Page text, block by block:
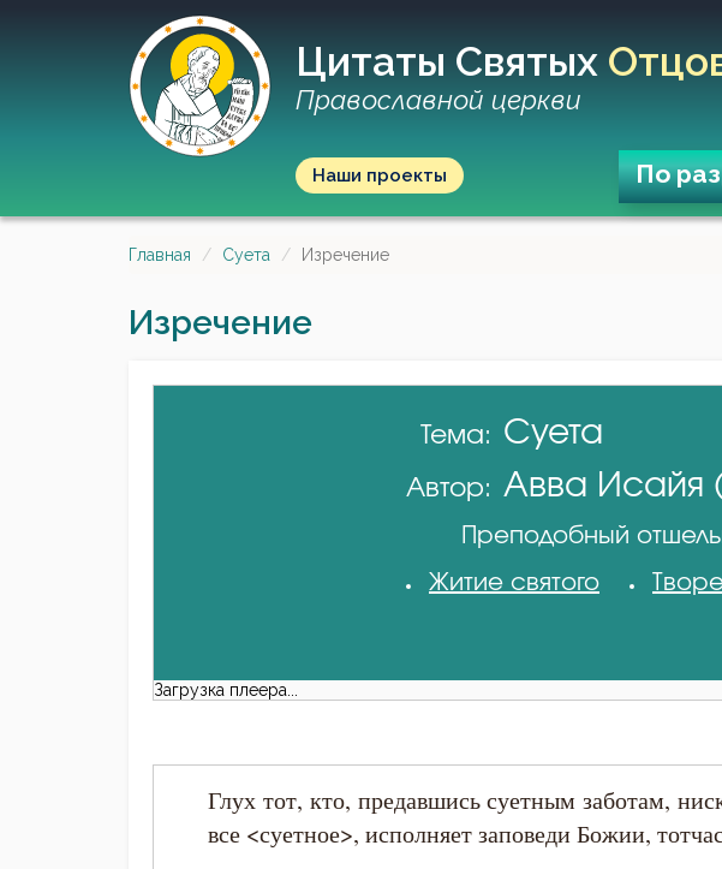
Цитаты Святых
Православной церкви
Наши проекты По
Главная Суета Изречение
Изречение
Тема: Суета
Автор: Авва Исайя
Преподобный
Житие святого
Загрузка плеера...
Глух тот, кто, предавшись суетным заботам,
все <суетное>, исполняет заповеди Божии,